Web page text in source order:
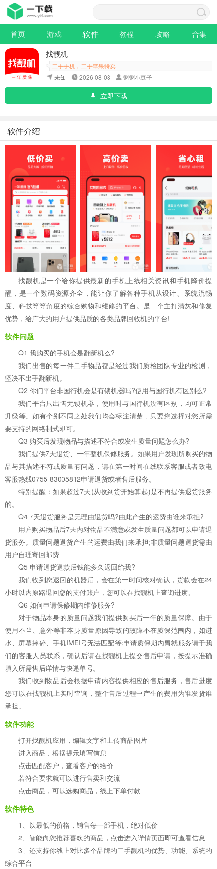
首页 游戏 软件 教程 攻略 合集
找靓机
二手手机，二手苹果特卖
未知
2026-08-08 粥粥小豆子
立即下载
软件介绍
找靓机是一个给你提供最新的手机上线相关资讯和手机降价提
醒，是一个数码资源齐全，能让你了解各种手机从设计、系统流畅
度、科技等等角度的综合购物和维修的平台。是一个主打清灰和修复
优势，给广大的用户提供品质的各类品牌回收机的平台!
软件问题
Q1 我购买的手机会是翻新机么?
我们出售的每一件二手物品都是经过我们质检团队专业的检测，
坚决不出手翻新机。
Q2 你们平台非国行机会是有锁机器吗?使用与国行机有区别么?
我们平台只出售无锁机器，使用时与国行机没有区别，均可正常
升级等。如有个别不同之处我们均会标注清楚，只要您选择对您所需
要支持的网络制式即可。
Q3 购买后发现物品与描述不符合或发生质量问题怎么办?
我们提供7天退货、一年整机保修服务。如果用户发现所购买的物
品与其描述不符或质量有问题，请在第一时间在线联系客服或者致电
客服热线0755-83005812申请退货或者售后服务。
特别提醒：如果超过7天(从收到货开始算起)是不再提供退货服务
的。
Q4 7天退货服务是无理由退货吗?由此产生的运费由谁来承担?
用户购买物品后7天内对物品不满意或发生质量问题都可以申请退
货服务。质量问题退货产生的运费由我们来承担;非质量问题退货需由
用户自理寄回邮费
Q5 申请退货退款后钱能多久返回给我?
我们收到您退回的机器后，会在第一时间核对确认，货款会在24
小时以内原路退回您的支付账户，您可以在找靓机上查询进度。
Q6 如何申请保修期内维修服务?
对于物品本身的质量问题我们提供购买后一年的质量保障。由于
使用不当、意外等非本身质量原因导致的故障不在质保范围内，如进
水、屏幕摔碎、手机IMEI号无法匹配等;申请质保期内胃就服务请于我
们的客服人员联系，确认后请在找靓机上提交售后申请，按提示准确
填入所需售后详情与快递单号。
我们收到物品后会根据申请内容提供相应的售后服务，售后进度
您可以在找靓机上实时查询，整个售后过程中产生的费用为谁发货谁
承担。
软件功能
打开找靓机应用，编辑文字和上传商品图片
进入商品，根据提示填写信息
点击匹配客户，查看客户的给价
若符合要求就可以进行售卖和交流
点击商品，可以选购商品，线上下单付款
软件特色
1、以最低的价格，销售每一部手机，绝对低价
2、智能向您推荐喜欢的商品，点击进入详情页面即可查看信息
3、还支持你线上对比多个品牌的二手靓机的优势、功能、系统的
综合平台